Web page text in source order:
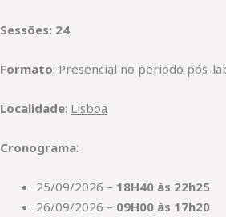
Sessões: 24
Formato: Presencial no periodo pós-
Localidade: Lisboa
Cronograma:
25/09/2026 – 18H40 às 22h25
26/09/2026 – 09H00 às 17h20